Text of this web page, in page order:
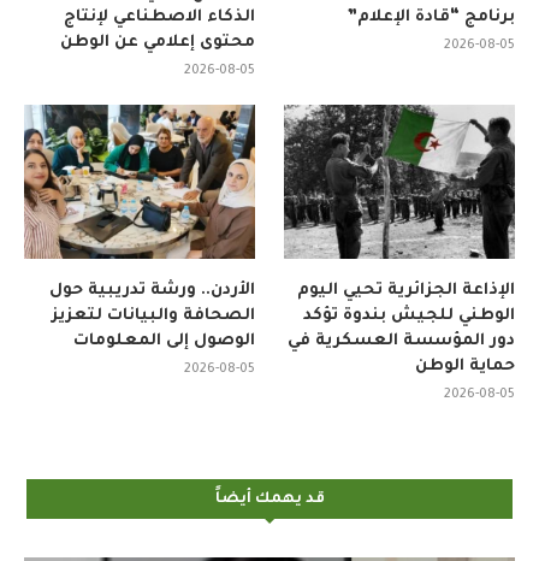
الذكاء الاصطناعي لإنتاج
محتوى إعلامي عن الوطن
برنامج “قادة الإعلام”
الأردن.. ورشة تدريبية حول
الصحافة والبيانات لتعزيز
الوصول إلى المعلومات
الإذاعة الجزائرية تحيي اليوم
الوطني للجيش بندوة تؤكد
دور المؤسسة العسكرية في
حماية الوطن
قد يهمك أيضاً